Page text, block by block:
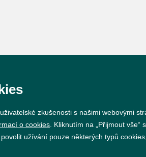
zkušenosti s našimi webovými
o cookies . Kliknutím na „Přijmout
užívání pouze některých typů